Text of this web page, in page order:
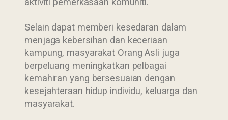
Selain dapat memberi kesedaran dalam
menjaga kebersihan dan keceriaan
kampung, masyarakat Orang Asli juga
berpeluang meningkatkan pelbagai
kemahiran yang bersesuaian dengan
kesejahteraan hidup individu, keluarga dan
masyarakat.